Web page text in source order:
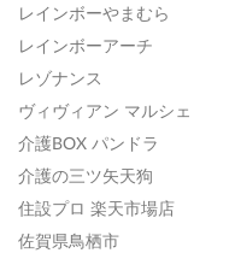
レインボーやまむら
レインボーアーチ
レゾナンス
ヴィヴィアン マルシェ
介護BOX パンドラ
介護の三ツ矢天狗
住設プロ 楽天市場店
佐賀県鳥栖市